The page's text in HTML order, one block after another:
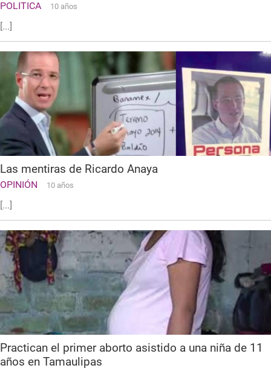
POLITICA 10 años
[...]
Las mentiras de Ricardo Anaya
OPINIÓN 10 años
[...]
Practican el primer aborto asistido a una niña de 11
años en Tamaulipas